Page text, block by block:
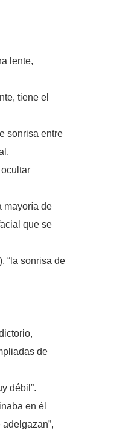
lente,
tiene el
sonrisa entre
mayoría de
que se
“la sonrisa de
de
débil”.
en él